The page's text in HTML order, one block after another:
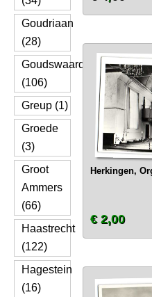
Goudriaan
(28)
Goudswaard
(106)
Greup (1)
Groede
(3)
Groot
Ammers
(66)
Haastrecht
(122)
Hagestein
(16)
Herkingen,
€ 2,00